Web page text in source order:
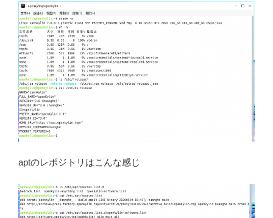
aptのレポジトリはこんな感じ